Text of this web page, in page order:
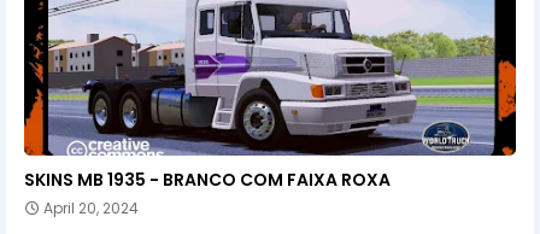
SKINS MB 1935 - BRANCO COM FAIXA ROXA
April 20, 2024